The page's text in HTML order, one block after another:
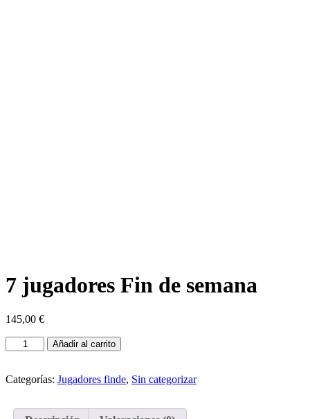
7 jugadores Fin de semana
145,00 €
jugadores
de
Añadir al carrito
Categorías: Jugadores finde, Sin categorizar